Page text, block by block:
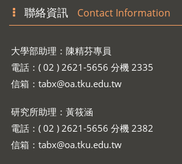
聯絡資訊 Contact Information
大學部助理：陳精芬專員
電話：( 02 ) 2621-5656 分機 2335
信箱： tabx@oa.tku.edu.tw
研究所助理：黃筱涵
電話：( 02 ) 2621-5656 分機 2382
信箱： tabx@oa.tku.edu.tw